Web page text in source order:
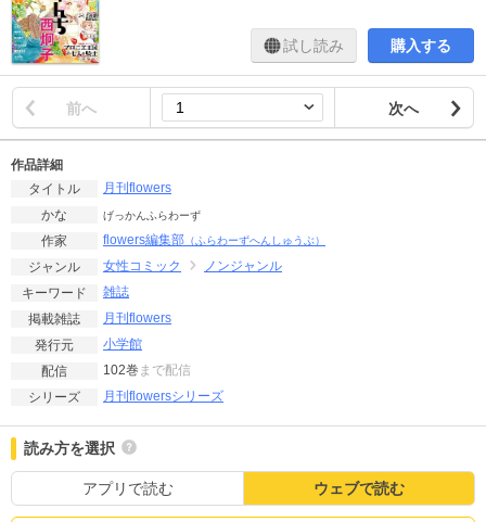
試し読み 購入する
前へ 次へ
作品詳細
タイトル
月刊flowers
かな
げっかんふらわーず
作家 flowers編集部 （ふらわーずへんしゅうぶ）
ジャンル 女性コミック
ノンジャンル
キーワード
雑誌
掲載雑誌
月刊flowers
発行元
小学館
配信
102巻 まで配信
シリーズ
月刊flowersシリーズ
読み方を選択
アプリで読む ウェブで読む